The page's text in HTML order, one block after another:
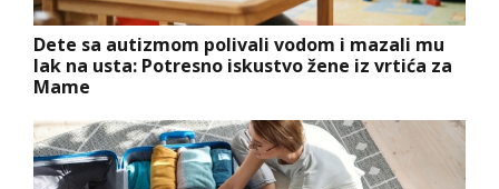
Dete sa autizmom polivali vodom i mazali mu
lak na usta: Potresno iskustvo žene iz vrtića za
Mame